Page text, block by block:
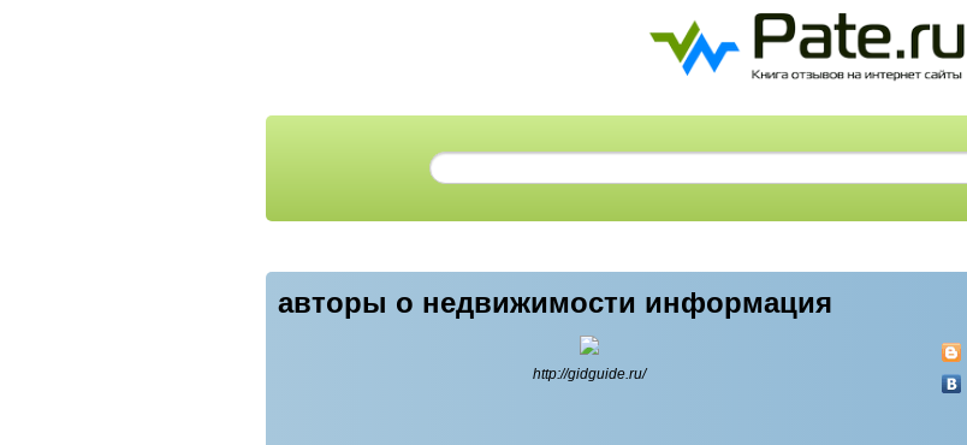
авторы о недвижимости информация
http://gidguide.ru/